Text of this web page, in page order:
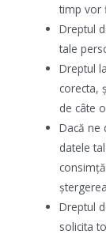
timp vor
Dreptul
tale
Dreptul
corecta,
de câte
Dacă ne
datele
Dreptul
solicita